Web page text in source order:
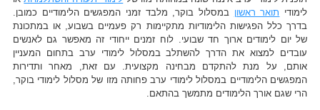
לימודי תואר ראשון במסלול בוקר, מלבד זמני המפגשים הלימודיים כמובן.
בדרך כלל הפגישות הלימודיות מתקיימות רק פעמיים בשבוע, או במתכונת
של יום לימודים ארוך חד שבועי. לוח זמנים ייחודי זה מאפשר גם לאנשים
עובדים למצוא את הדרך להשתלב במסלול לימודי ערב בתחום המעניין
אותם, על מנת להתקדם מבחינה מקצועית. עם זאת, מאחר ותדירות
המפגשים הלימודיים במסלול לימודי ערב פחותה מזו של מסלול לימודי בוקר,
הרי שגם אורך הלימודים מתמשך בהתאם.